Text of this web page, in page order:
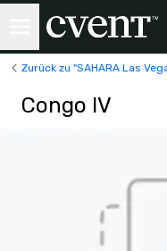
Zurück zu "SAHARA Las
Congo IV